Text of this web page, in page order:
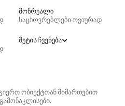
მონრეალი
საცხოვრებლები თვიურად
მეტის ჩვენება
ობიექტთან მიმართებით